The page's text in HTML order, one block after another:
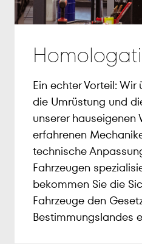
Ein echter Vorteil: Wir
die Umrüstung und
unserer hauseigenen
erfahrenen
technische
Fahrzeugen
bekommen Sie die
Fahrzeuge den
Bestimmungslandes